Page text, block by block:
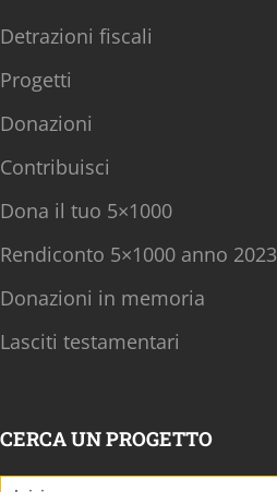
Detrazioni fiscali
Progetti
Donazioni
Contribuisci
Dona il tuo 5×1000
Rendiconto 5×1000 anno 2023
Donazioni in memoria
Lasciti testamentari
CERCA UN PROGETTO
Search